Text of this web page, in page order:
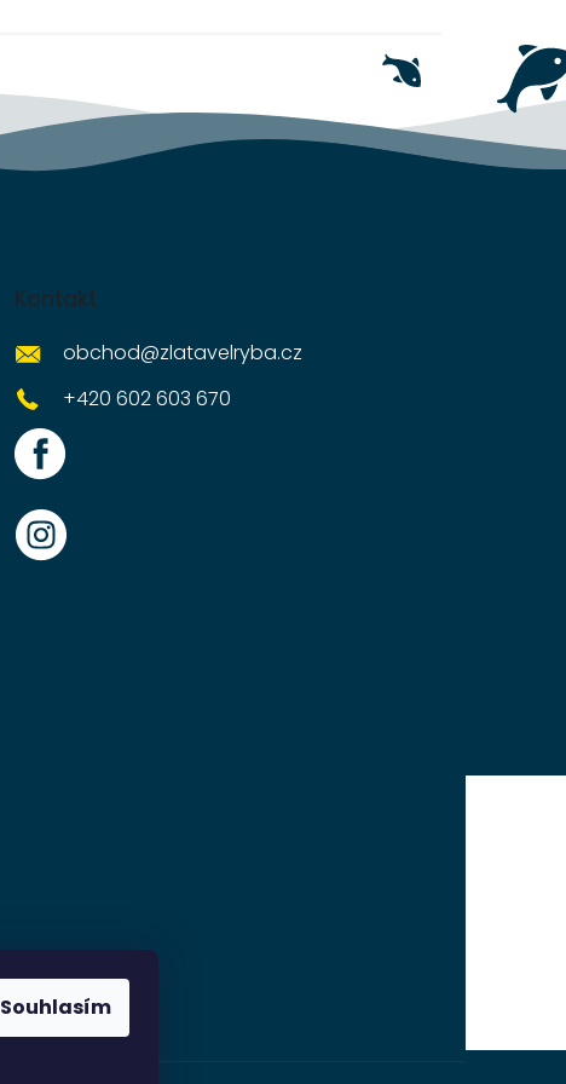
Souhlasím
Kontakt
obchod@zlatavelryba.cz
+420 602 603 670